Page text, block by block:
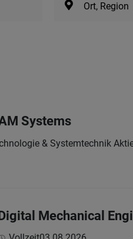
Ort, Region
Systems
& Systemtechnik
Mechanical